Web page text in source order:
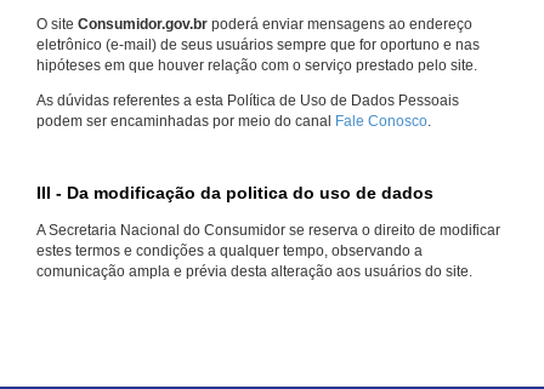
O site Consumidor.gov.br poderá enviar mensagens ao endereço
eletrônico (e-mail) de seus usuários sempre que for oportuno e nas
hipóteses em que houver relação com o serviço prestado pelo site.
As dúvidas referentes a esta Política de Uso de Dados Pessoais
podem ser encaminhadas por meio do canal Fale Conosco.
III - Da modificação da politica do uso de dados
A Secretaria Nacional do Consumidor se reserva o direito de modificar
estes termos e condições a qualquer tempo, observando a
comunicação ampla e prévia desta alteração aos usuários do site.